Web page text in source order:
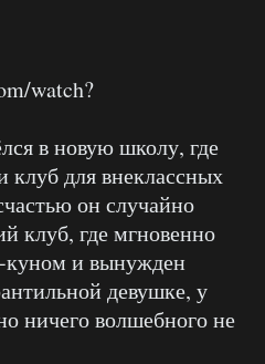
watch?
в новую школу, где
клуб для внеклассных
он случайно
клуб, где мгновенно
куном и вынужден
девушке, у
ничего волшебного не